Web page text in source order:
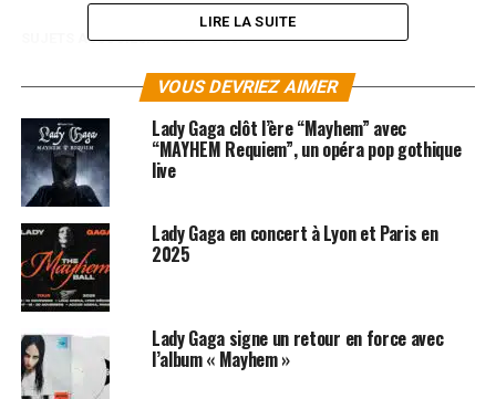
SUJETS ASSOCIÉS: LADY GAGA
LIRE LA SUITE
VOUS DEVRIEZ AIMER
Lady Gaga clôt l’ère “Mayhem” avec
“MAYHEM Requiem”, un opéra pop gothique
live
Lady Gaga en concert à Lyon et Paris en
2025
Lady Gaga signe un retour en force avec
l’album « Mayhem »